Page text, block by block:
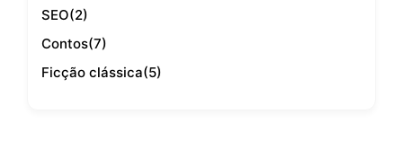
SEO(2)
Contos(7)
Ficção clássica(5)